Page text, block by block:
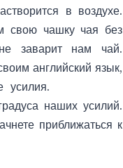
в воздухе.
свою чашку чая без
заварит нам чай.
английский язык,
усилия.
наших усилий.
приближаться к